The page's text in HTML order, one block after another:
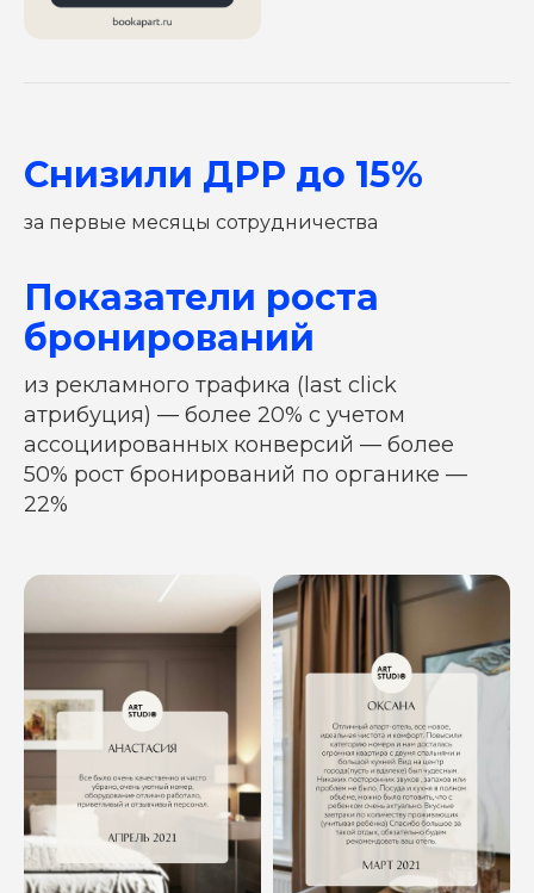
Снизили ДРР до 15%
за первые месяцы сотрудничества
Показатели роста
бронирований
из рекламного трафика (last click
атрибуция) — более 20% с учетом
ассоциированных конверсий — более
50% рост бронирований по органике —
22%
И МЫ РАССЧИТАЕМ ВАШУ
РЕКЛАМНУЮ КАМПАНИЮ
ОСТАВЬТЕ ЗАЯВКУ
Или свяжитесь с нами в Telegram
Ваше имя
конфиденциальности
ОТПРАВИТЬ